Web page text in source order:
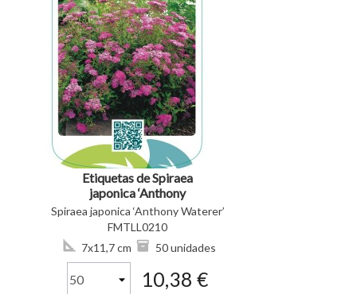
Etiquetas de Spiraea
japonica ‘Anthony
Waterer’ *
Spiraea japonica ‘Anthony Waterer’
FMTLL0210
7x11,7 cm
50 unidades
10,38 €